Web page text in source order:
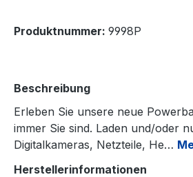
Produktnummer: 9998P
Beschreibung
Erleben Sie unsere neue
immer Sie sind. Laden und/oder
Digitalkameras, Netzteile, He…
Herstellerinformationen